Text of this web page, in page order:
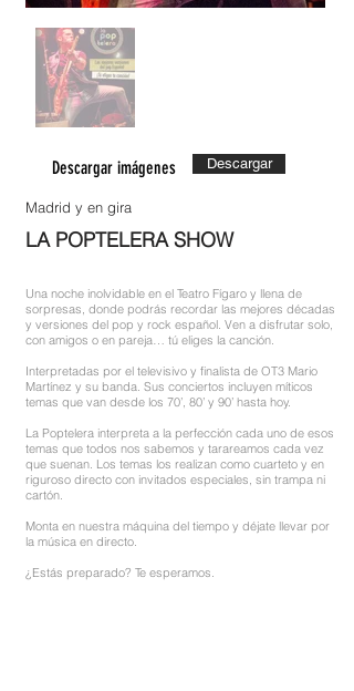
Descargar imágenes Descargar
Madrid y en gira
LA POPTELERA SHOW
Una noche inolvidable en el Teatro Fígaro y llena de
sorpresas, donde podrás recordar las mejores décadas
y versiones del pop y rock español. Ven a disfrutar solo,
con amigos o en pareja… tú eliges la canción.
Interpretadas por el televisivo y finalista de OT3 Mario
Martínez y su banda. Sus conciertos incluyen míticos
temas que van desde los 70’, 80’ y 90’ hasta hoy.
La Poptelera interpreta a la perfección cada uno de esos
temas que todos nos sabemos y tarareamos cada vez
que suenan. Los temas los realizan como cuarteto y en
riguroso directo con invitados especiales, sin trampa ni
cartón.
Monta en nuestra máquina del tiempo y déjate llevar por
la música en directo.
¿Estás preparado? Te esperamos.